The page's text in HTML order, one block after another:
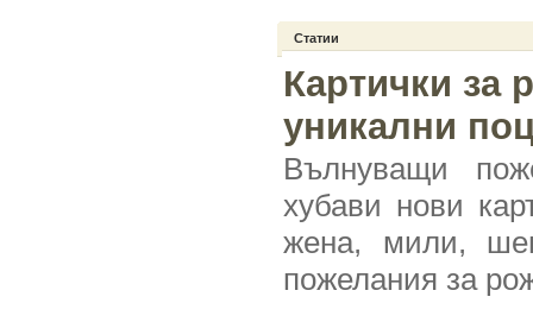
Статии
Картички за
уникални
Вълнуващи
хубави нови
жена, мили,
пожелания за